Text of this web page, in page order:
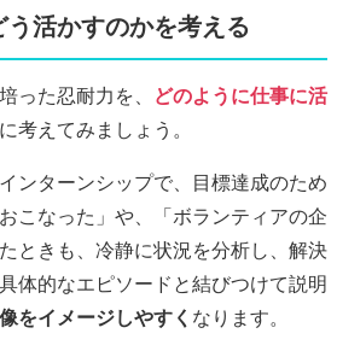
活かすのかを考える
った忍耐力を、
どのように仕事に活
考えてみましょう。
ンターンシップで、目標達成のため
こなった」や、「ボランティアの企
ときも、冷静に状況を分析し、解決
体的なエピソードと結びつけて説明
をイメージしやすく なります。